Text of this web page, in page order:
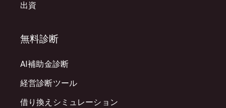
出資
無料診断
AI補助金診断
経営診断ツール
借り換えシミュレーション